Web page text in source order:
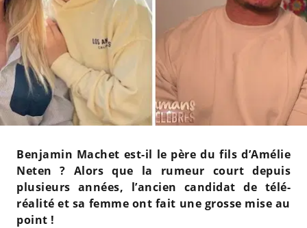
Benjamin Machet est-il le père du fils d’Amélie
Neten ? Alors que la rumeur court depuis
plusieurs années, l’ancien candidat de télé-
réalité et sa femme ont fait une grosse mise au
point !